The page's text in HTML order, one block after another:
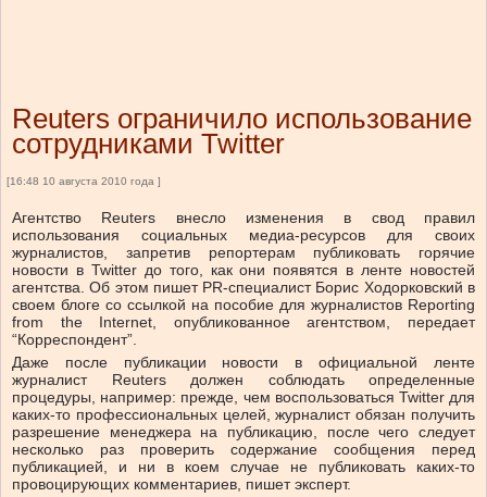
Reuters ограничило использование
сотрудниками Twitter
[16:48 10 августа 2010 года ]
Агентство Reuters внесло изменения в свод правил
использования социальных медиа-ресурсов для своих
журналистов, запретив репортерам публиковать горячие
новости в Twitter до того, как они появятся в ленте новостей
агентства. Об этом пишет PR-специалист Борис Ходорковский в
своем блоге со ссылкой на пособие для журналистов Reporting
from the Internet, опубликованное агентством, передает
“Корреспондент”.
Даже после публикации новости в официальной ленте
журналист Reuters должен соблюдать определенные
процедуры, например: прежде, чем воспользоваться Twitter для
каких-то профессиональных целей, журналист обязан получить
разрешение менеджера на публикацию, после чего следует
несколько раз проверить содержание сообщения перед
публикацией, и ни в коем случае не публиковать каких-то
провоцирующих комментариев, пишет эксперт.